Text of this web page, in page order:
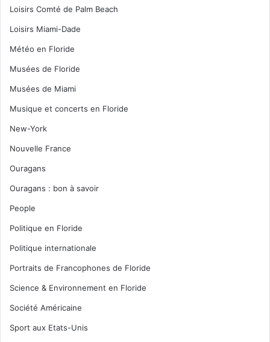
Loisirs Comté de Palm Beach
Loisirs Miami-Dade
Météo en Floride
Musées de Floride
Musées de Miami
Musique et concerts en Floride
New-York
Nouvelle France
Ouragans
Ouragans : bon à savoir
People
Politique en Floride
Politique internationale
Portraits de Francophones de Floride
Science & Environnement en Floride
Société Américaine
Sport aux Etats-Unis